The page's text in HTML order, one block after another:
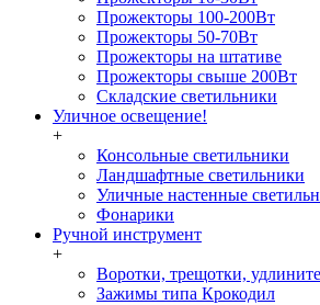
Прожекторы 100-200Вт
Прожекторы 50-70Вт
Прожекторы на штативе
Прожекторы свыше 200Вт
Складские светильники
Уличное освещение!
+
Консольные светильники
Ландшафтные светильники
Уличные настенные
Фонарики
Ручной инструмент
+
Воротки, трещотки,
Зажимы типа Крокодил